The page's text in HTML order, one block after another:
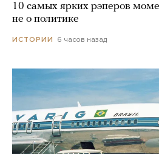
10 самых ярких рэперов
не о политике
ИСТОРИИ 6 часов назад